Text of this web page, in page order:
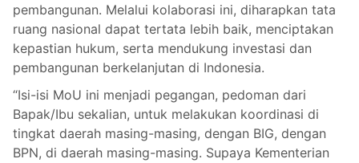
pembangunan. Melalui kolaborasi ini, diharapkan tata
ruang nasional dapat tertata lebih baik, menciptakan
kepastian hukum, serta mendukung investasi dan
pembangunan berkelanjutan di Indonesia.
“Isi-isi MoU ini menjadi pegangan, pedoman dari
Bapak/Ibu sekalian, untuk melakukan koordinasi di
tingkat daerah masing-masing, dengan BIG, dengan
BPN, di daerah masing-masing. Supaya Kementerian